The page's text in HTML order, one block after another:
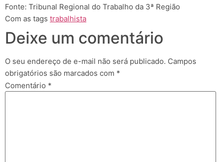
Fonte: Tribunal Regional do Trabalho da 3ª Região
Com as tags trabalhista
Deixe um comentário
O seu endereço de e-mail não será publicado. Campos
obrigatórios são marcados com *
Comentário *